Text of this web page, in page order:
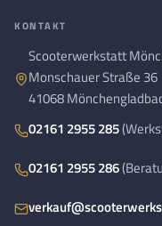
KONTAKT
Scooterwerkstatt
Monschauer Straße 36
41068
02161 2955 285
02161 2955 286